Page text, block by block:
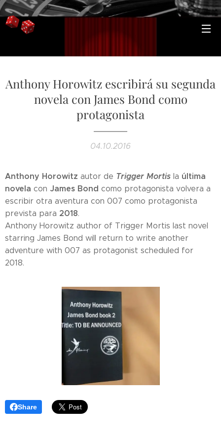
Anthony Horowitz escribirá su segunda
novela con James Bond como
protagonista
04.10.2016
Anthony Horowitz autor de Trigger Mortis la última
novela con James Bond como protagonista volvera a
escribir otra aventura con 007 como protagonista
prevista para 2018.
Anthony Horowitz author of Trigger Mortis last novel
starring James Bond will return to write another
adventure with 007 as protagonist scheduled for
2018.
Share